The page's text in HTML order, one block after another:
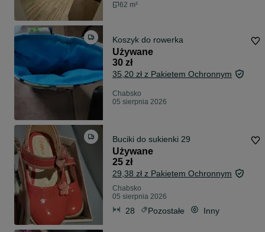
62 m²
Koszyk do rowerka
Używane
30 zł
35,20 zł z Pakietem Ochronnym
Chabsko
05 sierpnia 2026
Buciki do sukienki 29
Używane
25 zł
29,38 zł z Pakietem Ochronnym
Chabsko
05 sierpnia 2026
28 Pozostałe Inny